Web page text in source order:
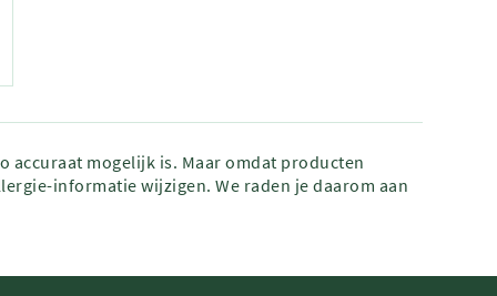
accuraat mogelijk is. Maar omdat producten
informatie wijzigen. We raden je daarom aan